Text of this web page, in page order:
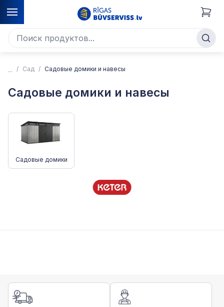
Cад Садовые домики и навесы
Садовые домики и навесы
Садовые домики